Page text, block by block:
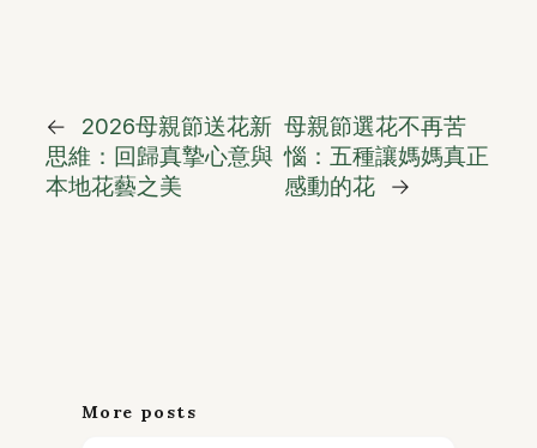
←
2026母親節送花新
思維：回歸真摯心意與
本地花藝之美
母親節選花不再苦
惱：五種讓媽媽真正
感動的花
→
More posts